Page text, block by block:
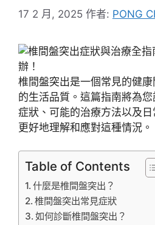
17 2 月, 2025 作者: PONG
椎間盤突出是一個常見的健
的生活品質。這篇指南將為
症狀、可能的治療方法以及
更好地理解和應對這種情況。
Table of Contents
什麼是椎間盤突出？
椎間盤突出常見症狀
如何診斷椎間盤突出？